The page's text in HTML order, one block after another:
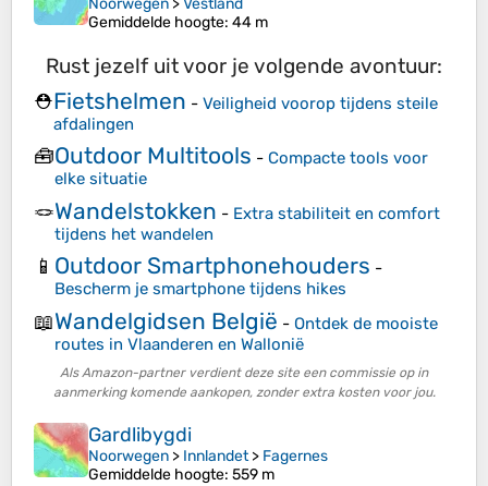
Noorwegen >Vestland
Gemiddelde hoogte: 44 m
Rust jezelf uit voor je volgende avontuur:
⛑️Fietshelmen - Veiligheid voorop tijdens steile
afdalingen
🧰Outdoor Multitools - Compacte tools voor
elke situatie
🪢Wandelstokken - Extra stabiliteit en comfort
tijdens het wandelen
📱 Outdoor Smartphonehouders -
Bescherm je smartphone tijdens hikes
📖Wandelgidsen België - Ontdek de mooiste
routes in Vlaanderen en Wallonië
Als Amazon-partner verdient deze site een commissie op in
aanmerking komende aankopen, zonder extra kosten voor jou.
Gardlibygdi
Noorwegen > Innlandet> Fagernes
Gemiddelde hoogte: 559 m